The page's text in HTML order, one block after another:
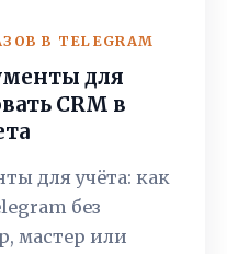
В TELEGRAM
для
CRM в
для учёта: как
без
мастер или